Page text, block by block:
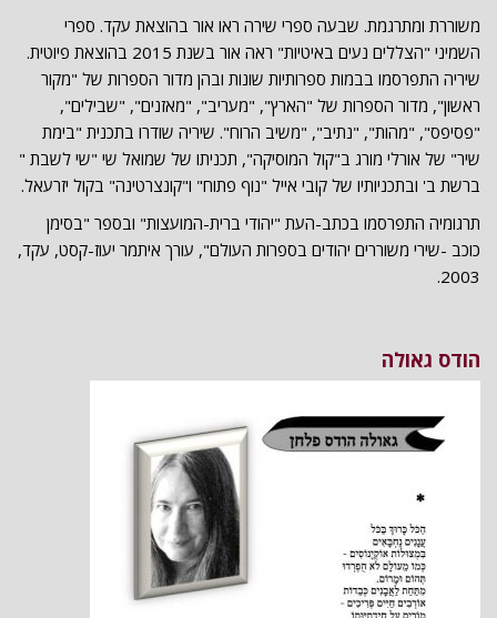
משוררת ומתרגמת. שבעה ספרי שירה ראו אור בהוצאת עקד. ספרי
השמיני "הצללים נעים באיטיות" ראה אור בשנת 2015 בהוצאת פיוטית.
שיריה התפרסמו בבמות ספרותיות שונות ובהן מדור הספרות של "מקור
ראשון", מדור הספרות של "הארץ", "מעריב", "מאזנים", "שבילים",
"פסיפס", "מהות", "נתיב", "משיב הרוח". שיריה שודרו בתכנית "בימת
שיר" של אורלי מורג ב"קול המוסיקה", תכניתו של שמואל שי "שי לשבת "
ברשת ב' ובתכניותיו של קובי אייל "נוף פתוח" ו"קונצרטינה" בקול יזרעאל.
תרגומיה התפרסמו בכתב-העת "יהודי ברית-המועצות" ובספר "בסימן
כוכב -שירי משוררים יהודים בספרות העולם", עורך איתמר יעוז-קסט, עקד,
2003.
הודס גאולה